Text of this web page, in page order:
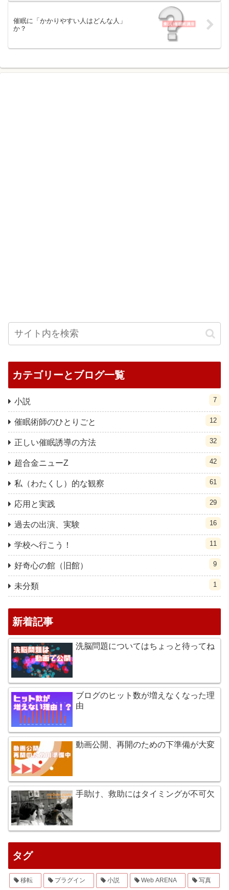
催眠に「かかりやすい人はどんな人」
か？
カテゴリーとブログ一覧
小説 7
催眠術師のひとりごと 12
正しい催眠誘導の方法 32
超合金ニューZ 42
私（わたくし）的な観察 61
応用と実践 29
過去の出演、実験 16
学校へ行こう！ 11
好奇心の館（旧館） 9
未分類 1
新着記事
洗脳問題についてはちょっと待ってね
ブログのヒット数が増えなくなった理
由
動画公開、再開のための下準備が大変
手助け、救助にはタイミングが不可欠
タグ
移転 プラグイン 小説 Web ARENA 写真